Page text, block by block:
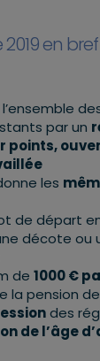
en bref
par un
points,
les
de départ
décote ou
de 1000 €
la pension
des
de l’âge